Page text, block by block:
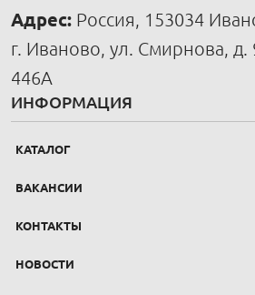
Адрес: Россия, 153034
г. Иваново, ул. Смирнова,
446А
ИНФОРМАЦИЯ
КАТАЛОГ
ВАКАНСИИ
КОНТАКТЫ
НОВОСТИ